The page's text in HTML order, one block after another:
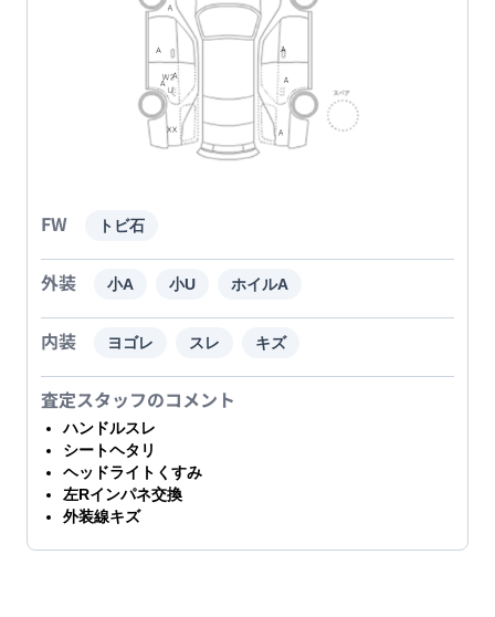
FW トビ石
外装 小A 小U ホイルA
内装 ヨゴレ スレ キズ
査定スタッフのコメント
ハンドルスレ
シートヘタリ
ヘッドライトくすみ
左Rインパネ交換
外装線キズ